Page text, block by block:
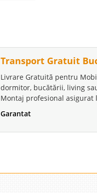
Transport Gratuit
Livrare Gratuită pentru
dormitor, bucătării, living
Montaj profesional asigurat
Garantat